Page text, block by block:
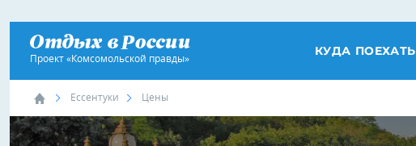
Проект «Комсомольской правды»
КУДА ПОЕХАТЬ
Ессентуки Цены